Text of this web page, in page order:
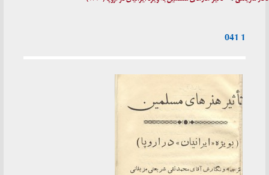
1 041